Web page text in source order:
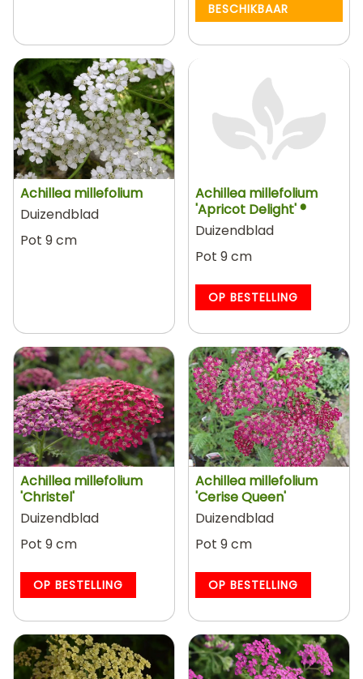
BESCHIKBAAR
Achillea millefolium
Duizendblad
Pot 9 cm
Achillea millefolium
'Apricot Delight' ®
Duizendblad
Pot 9 cm
OP BESTELLING
Achillea millefolium
'Christel'
Duizendblad
Pot 9 cm
OP BESTELLING
Achillea millefolium
'Cerise Queen'
Duizendblad
Pot 9 cm
OP BESTELLING